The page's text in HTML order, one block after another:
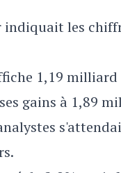
les
1,19
gains à 1,89